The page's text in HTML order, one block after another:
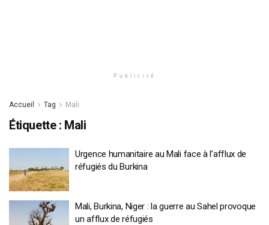
Publicité
Accueil Tag Mali
Étiquette : Mali
Urgence humanitaire au Mali face à l’afflux de
réfugiés du Burkina
Mali, Burkina, Niger : la guerre au Sahel provoque
un afflux de réfugiés